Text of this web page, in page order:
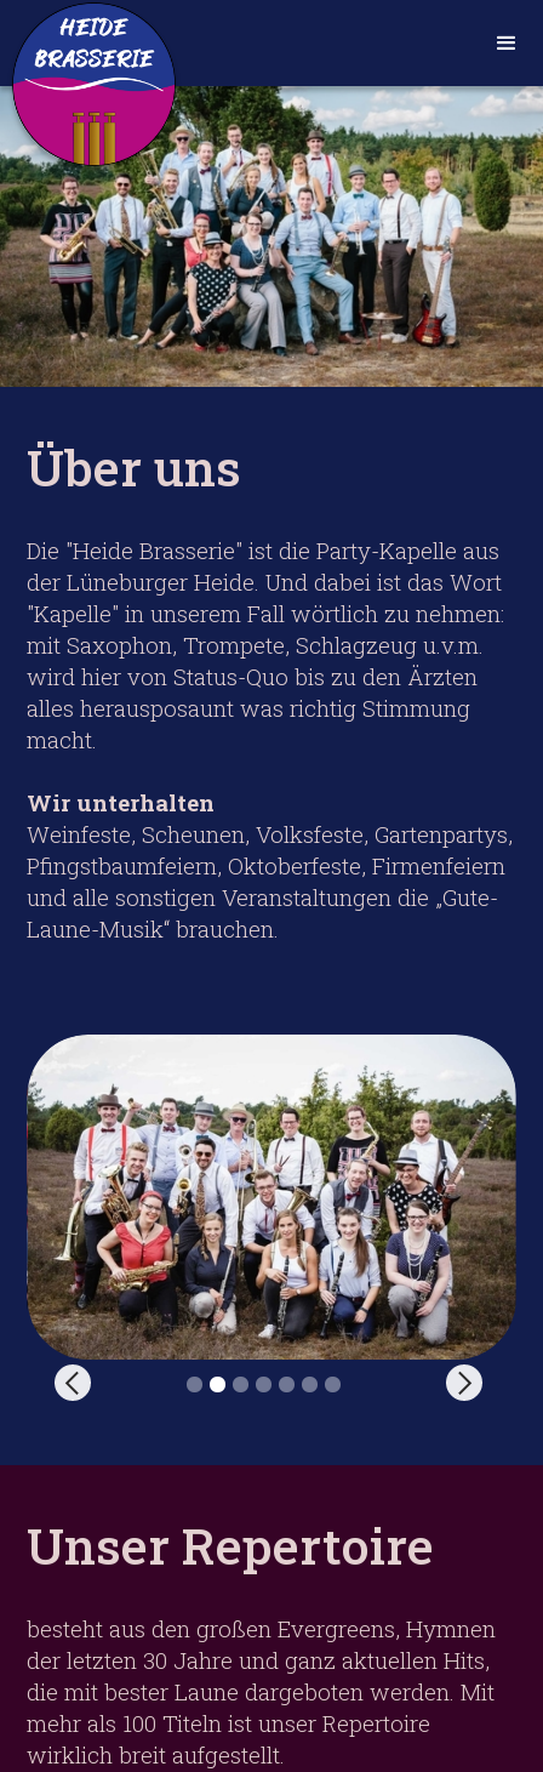
Über uns
Die "Heide Brasserie" ist die Party-Kapelle aus
der Lüneburger Heide. Und dabei ist das Wort
"Kapelle" in unserem Fall wörtlich zu nehmen:
mit Saxophon, Trompete, Schlagzeug u.v.m.
wird hier von Status-Quo bis zu den Ärzten
alles herausposaunt was richtig Stimmung
macht.
Wir unterhalten
Weinfeste, Scheunen, Volksfeste, Gartenpartys,
Pfingstbaumfeiern, Oktoberfeste, Firmenfeiern
und alle sonstigen Veranstaltungen die „Gute-
Laune-Musik“ brauchen.
Slide 2 of 7.
Unser Repertoire
besteht aus den großen Evergreens, Hymnen
der letzten 30 Jahre und ganz aktuellen Hits,
die mit bester Laune dargeboten werden. Mit
mehr als 100 Titeln ist unser Repertoire
wirklich breit aufgestellt.